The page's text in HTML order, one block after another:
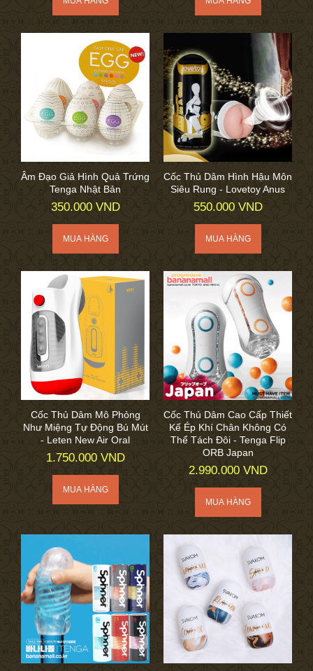
Âm Đạo Giả Hình Quả Trứng
Tenga Nhật Bản
350.000 VND
Cốc Thủ Dâm Hình Hậu Môn
Siêu Rung - Lovetoy Anus
550.000 VND
Cốc Thủ Dâm Mô Phỏng
Như Miệng Tự Động Bú Mút
- Leten New Air Oral
1.750.000 VND
Cốc Thủ Dâm Cao Cấp Thiết
Kế Ép Khí Chân Không Có
Thể Tách Đôi - Tenga Flip
ORB Japan
2.990.000 VND